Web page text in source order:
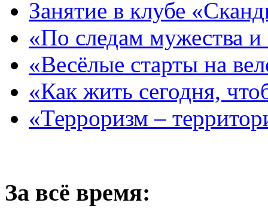
Занятие в клубе
«По следам мужества и
«Весёлые старты на
«Как жить сегодня,
«Терроризм –
За всё время: